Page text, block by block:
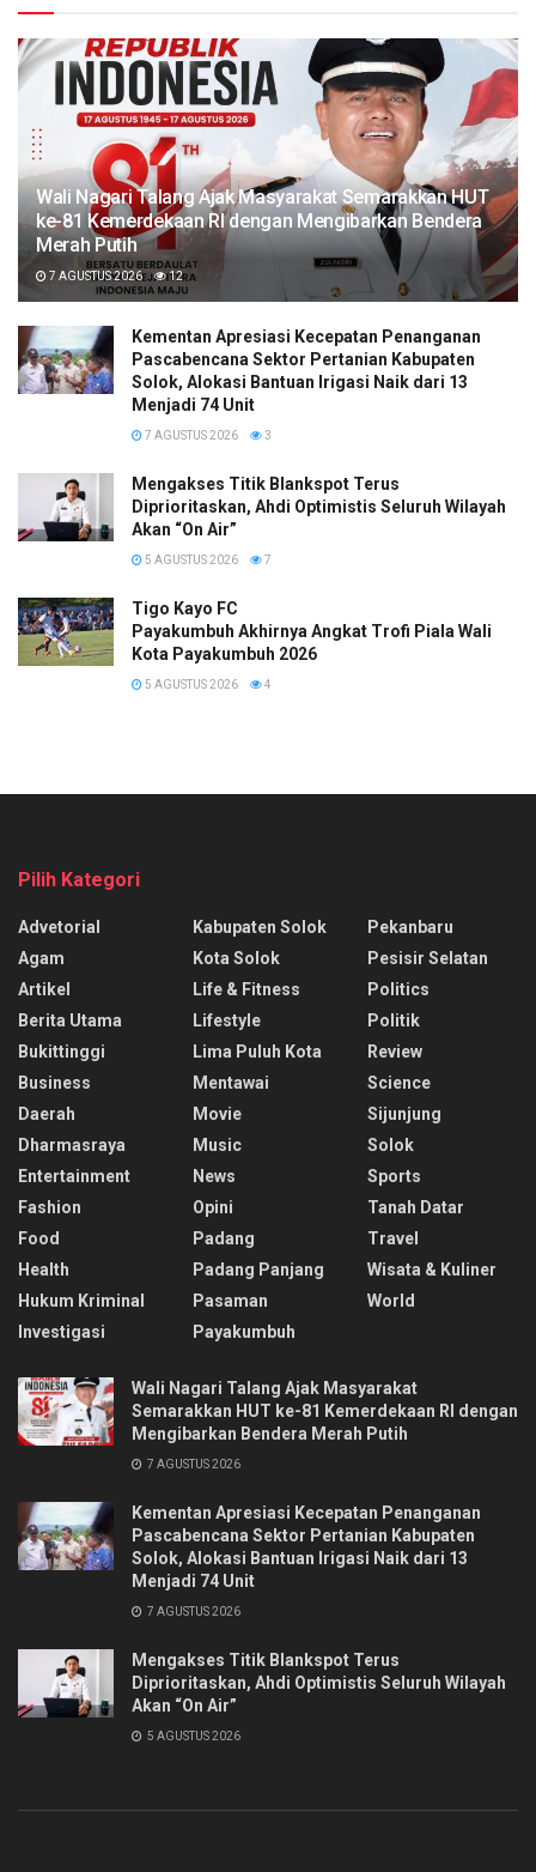
Wali Nagari Talang Ajak Masyarakat Semarakkan HUT
ke-81 Kemerdekaan RI dengan Mengibarkan Bendera
Merah Putih
7 AGUSTUS 2026 12
Kementan Apresiasi Kecepatan Penanganan
Pascabencana Sektor Pertanian Kabupaten
Solok, Alokasi Bantuan Irigasi Naik dari 13
Menjadi 74 Unit
7 AGUSTUS 2026 3
Mengakses Titik Blankspot Terus
Diprioritaskan, Ahdi Optimistis Seluruh Wilayah
Akan “On Air”
5 AGUSTUS 2026 7
Tigo Kayo FC
Payakumbuh Akhirnya Angkat Trofi Piala Wali
Kota Payakumbuh 2026
5 AGUSTUS 2026 4
Pilih Kategori
Advetorial
Agam
Artikel
Berita Utama
Bukittinggi
Business
Daerah
Dharmasraya
Entertainment
Fashion
Food
Health
Hukum Kriminal
Investigasi
Kabupaten Solok
Kota Solok
Life & Fitness
Lifestyle
Lima Puluh Kota
Mentawai
Movie
Music
News
Opini
Padang
Padang Panjang
Pasaman
Payakumbuh
Pekanbaru
Pesisir Selatan
Politics
Politik
Review
Science
Sijunjung
Solok
Sports
Tanah Datar
Travel
Wisata & Kuliner
World
Wali Nagari Talang Ajak Masyarakat
Semarakkan HUT ke-81 Kemerdekaan RI dengan
Mengibarkan Bendera Merah Putih
7 AGUSTUS 2026
Kementan Apresiasi Kecepatan Penanganan
Pascabencana Sektor Pertanian Kabupaten
Solok, Alokasi Bantuan Irigasi Naik dari 13
Menjadi 74 Unit
7 AGUSTUS 2026
Mengakses Titik Blankspot Terus
Diprioritaskan, Ahdi Optimistis Seluruh Wilayah
Akan “On Air”
5 AGUSTUS 2026